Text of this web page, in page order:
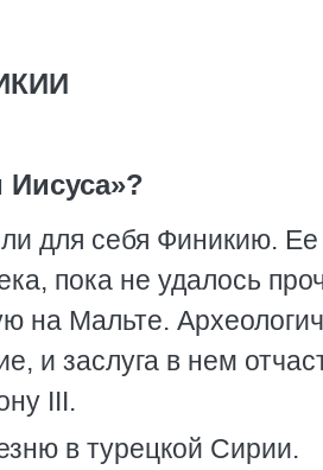
для себя Финикию. Ее
пока не удалось
на Мальте.
и заслуга в нем
III.
в турецкой Сирии.